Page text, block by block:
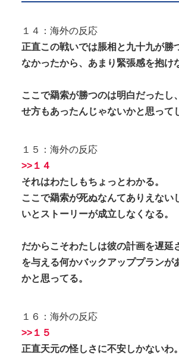
１４：海外の反応
正直この戦いでは脹相と九十九が勝
なかったから、あまり緊張感を抱け
ここで羂索が勝つのは明白だったし
せ方もあったんじゃないかと思って
１５：海外の反応
>>１４
それはわたしもちょっとわかる。
ここで羂索が死ぬなんてありえない
いとストーリーが成立しなくなる。
だからこそわたしは彼の計画を遅延
を与える何かバックアッププランが
かと思ってる。
１６：海外の反応
>>１５
正直天元の怪しさに不安しかないわ。